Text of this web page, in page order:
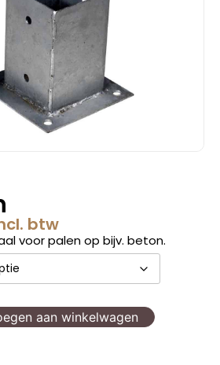
btw
voor palen op bijv. beton.
aan winkelwagen